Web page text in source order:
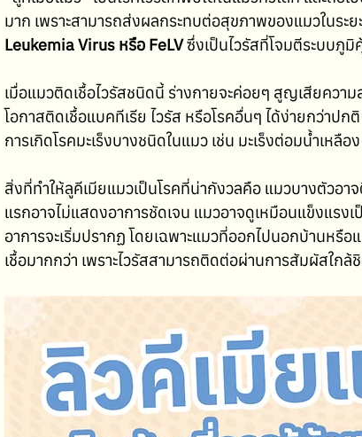
มาก เพราะสามารถส่งผลกระทบต่อสุขภาพของแมวในระ
Leukemia Virus หรือ FeLV ซึ่งเป็นไวรัสที่โจมตีระบบภู
เมื่อแมวติดเชื้อไวรัสชนิดนี้ ร่างกายจะค่อยๆ สูญเสียควา
โอกาสติดเชื้อแบคทีเรีย ไวรัส หรือโรคอื่นๆ ได้ง่ายกว่าป
การเกิดโรคมะเร็งบางชนิดในแมว เช่น มะเร็งต่อมน้ำเห
สิ่งที่ทำให้ลูคีเมียแมวเป็นโรคที่น่ากังวลคือ แมวบางตัวอาจ
แรกอาจไม่แสดงอาการชัดเจน แมวอาจดูเหมือนแข็งแรง
อาการจะเริ่มปรากฏ โดยเฉพาะแมวที่ออกไปนอกบ้านหรื
เชื้อมากกว่า เพราะไวรัสสามารถติดต่อผ่านการสัมผัสใกล้